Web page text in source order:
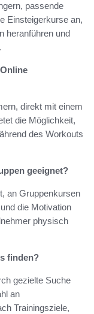
passende
Einsteigerkurse an,
heranführen und
direkt mit einem
die Möglichkeit,
des Workouts
geeignet?
an Gruppenkursen
die Motivation
physisch
finden?
gezielte Suche
an
Trainingsziele,